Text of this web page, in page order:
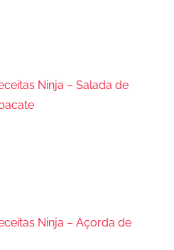
Ninja – Salada de
Ninja – Açorda de